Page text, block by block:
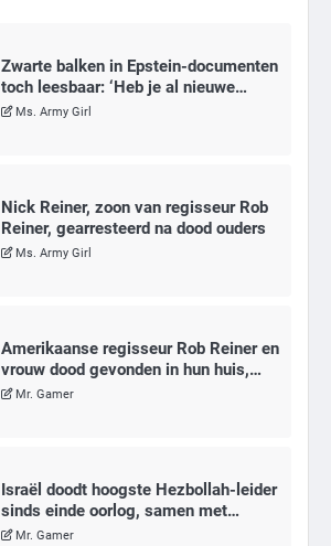
Zwarte balken in Epstein-documenten
toch leesbaar: ‘Heb je al nieuwe
ongepaste vrienden voor me?’
Ms. Army Girl
Nick Reiner, zoon van regisseur Rob
Reiner, gearresteerd na dood ouders
Ms. Army Girl
Amerikaanse regisseur Rob Reiner en
vrouw dood gevonden in hun huis,
eigen zoon hoofdverdachte
Mr. Gamer
Israël doodt hoogste Hezbollah-leider
sinds einde oorlog, samen met
meerdere omwonenden
Mr. Gamer